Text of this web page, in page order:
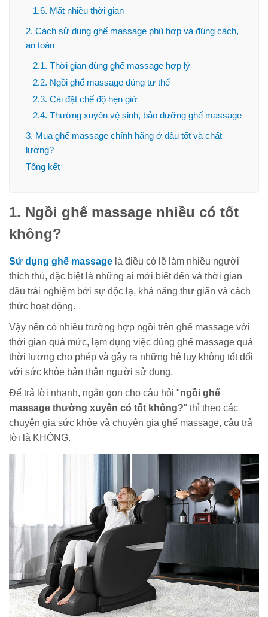
1.6. Mất nhiều thời gian
2. Cách sử dụng ghế massage phù hợp và đúng cách,
an toàn
2.1. Thời gian dùng ghế massage hợp lý
2.2. Ngồi ghế massage đúng tư thế
2.3. Cài đặt chế độ hẹn giờ
2.4. Thường xuyên vệ sinh, bảo dưỡng ghế massage
3. Mua ghế massage chính hãng ở đâu tốt và chất
lượng?
Tổng kết
1. Ngồi ghế massage nhiều có tốt
không?
Sử dụng ghế massage là điều có lẽ làm nhiều người
thích thú, đặc biệt là những ai mới biết đến và thời gian
đầu trải nghiệm bởi sự độc lạ, khả năng thư giãn và cách
thức hoạt động.
Vậy nên có nhiều trường hợp ngồi trên ghế massage với
thời gian quá mức, lạm dụng việc dùng ghế massage quá
thời lượng cho phép và gây ra những hệ lụy không tốt đối
với sức khỏe bản thân người sử dụng.
Để trả lời nhanh, ngắn gọn cho câu hỏi "ngồi ghế
massage thường xuyên có tốt không?" thì theo các
chuyên gia sức khỏe và chuyên gia ghế massage, câu trả
lời là KHÔNG.